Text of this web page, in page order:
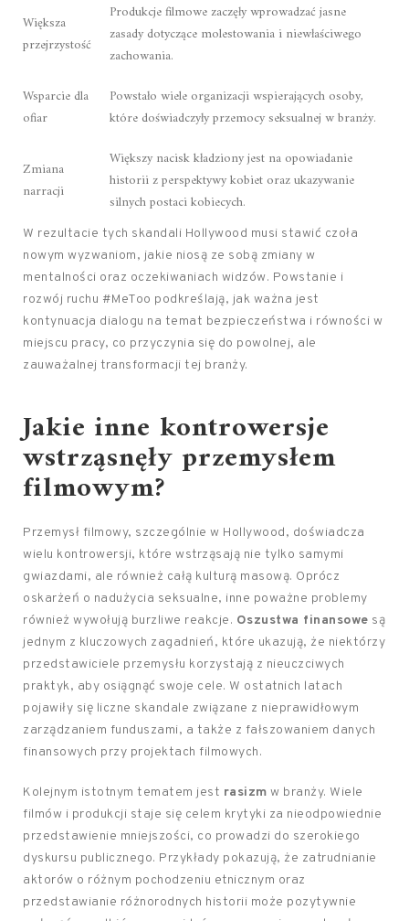
Większa
przejrzystość
Produkcje filmowe zaczęły wprowadzać jasne
zasady dotyczące molestowania i niewłaściwego
zachowania.
Wsparcie dla
ofiar
Powstało wiele organizacji wspierających osoby,
które doświadczyły przemocy seksualnej w branży.
Zmiana
narracji
Większy nacisk kładziony jest na opowiadanie
historii z perspektywy kobiet oraz ukazywanie
silnych postaci kobiecych.
W rezultacie tych skandali Hollywood musi stawić czoła
nowym wyzwaniom, jakie niosą ze sobą zmiany w
mentalności oraz oczekiwaniach widzów. Powstanie i
rozwój ruchu #MeToo podkreślają, jak ważna jest
kontynuacja dialogu na temat bezpieczeństwa i równości w
miejscu pracy, co przyczynia się do powolnej, ale
zauważalnej transformacji tej branży.
Jakie inne kontrowersje
wstrząsnęły przemysłem
filmowym?
Przemysł filmowy, szczególnie w Hollywood, doświadcza
wielu kontrowersji, które wstrząsają nie tylko samymi
gwiazdami, ale również całą kulturą masową. Oprócz
oskarżeń o nadużycia seksualne, inne poważne problemy
również wywołują burzliwe reakcje. Oszustwa finansowe są
jednym z kluczowych zagadnień, które ukazują, że niektórzy
przedstawiciele przemysłu korzystają z nieuczciwych
praktyk, aby osiągnąć swoje cele. W ostatnich latach
pojawiły się liczne skandale związane z nieprawidłowym
zarządzaniem funduszami, a także z fałszowaniem danych
finansowych przy projektach filmowych.
Kolejnym istotnym tematem jest rasizm w branży. Wiele
filmów i produkcji staje się celem krytyki za nieodpowiednie
przedstawienie mniejszości, co prowadzi do szerokiego
dyskursu publicznego. Przykłady pokazują, że zatrudnianie
aktorów o różnym pochodzeniu etnicznym oraz
przedstawianie różnorodnych historii może pozytywnie